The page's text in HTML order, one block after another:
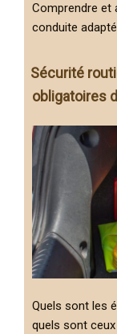
Comprendre et
conduite
Sécurité
obligatoires
Quels sont les
quels sont